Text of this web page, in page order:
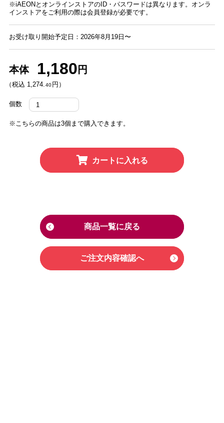
※iAEONとオンラインストアのID・パスワードは異なります。オンラ
インストアをご利用の際は会員登録が必要です。
お受け取り開始予定日：2026年8月19日〜
本体 1,180 円
（税込 1,274. 40 円）
個数
※こちらの商品は3個まで購入できます。
カートに入れる
商品一覧に戻る
ご注文内容確認へ